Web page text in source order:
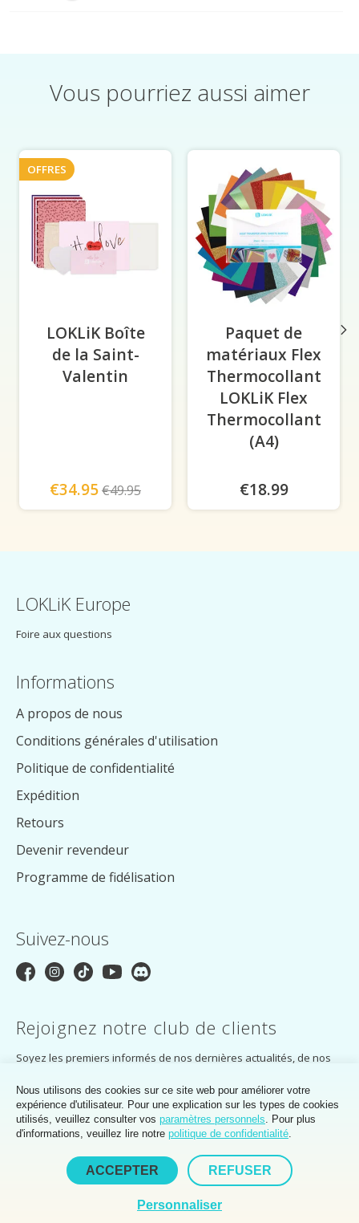
Vous pourriez aussi aimer
OFFRES
LOKLiK Boîte
de la Saint-
Valentin
€34.95€49.95
Paquet de
matériaux Flex
Thermocollant
LOKLiK Flex
Thermocollant
(A4)
€18.99
LOKLiK Europe
Foire aux questions
Informations
A propos de nous
Conditions générales d'utilisation
Politique de confidentialité
Expédition
Retours
Devenir revendeur
Programme de fidélisation
Suivez-nous
Rejoignez notre club de clients
Soyez les premiers informés de nos dernières actualités, de nos
aujourd'hui et recevez un code de réduction de 5 % !
S'ABONNER
des clients MakerMondo.
Nous utilisons des cookies sur ce site web pour améliorer votre
expérience d'utilisateur. Pour une explication sur les types de cookies
utilisés, veuillez consulter vos paramètres personnels. Pour plus
d'informations, veuillez lire notre politique de confidentialité.
ACCEPTER REFUSER
Personnaliser